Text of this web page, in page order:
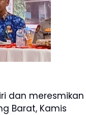
dan meresmikan
Barat, Kamis